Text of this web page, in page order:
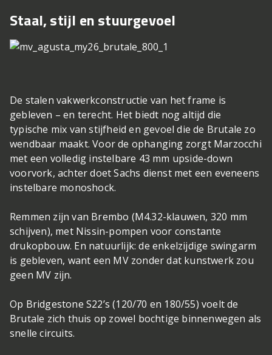
Staal, stijl en stuurgevoel
De stalen vakwerkconstructie van het frame is
gebleven – en terecht. Het biedt nog altijd die
typische mix van stijfheid en gevoel die de Brutale zo
wendbaar maakt. Voor de ophanging zorgt Marzocchi
met een volledig instelbare 43 mm upside-down
voorvork, achter doet Sachs dienst met een eveneens
instelbare monoshock.
Remmen zijn van Brembo (M4.32-klauwen, 320 mm
schijven), met Nissin-pompen voor constante
drukopbouw. En natuurlijk: de enkelzijdige swingarm
is gebleven, want een MV zonder dat kunstwerk zou
geen MV zijn.
Op Bridgestone S22’s (120/70 en 180/55) voelt de
Brutale zich thuis op zowel bochtige binnenwegen als
snelle circuits.